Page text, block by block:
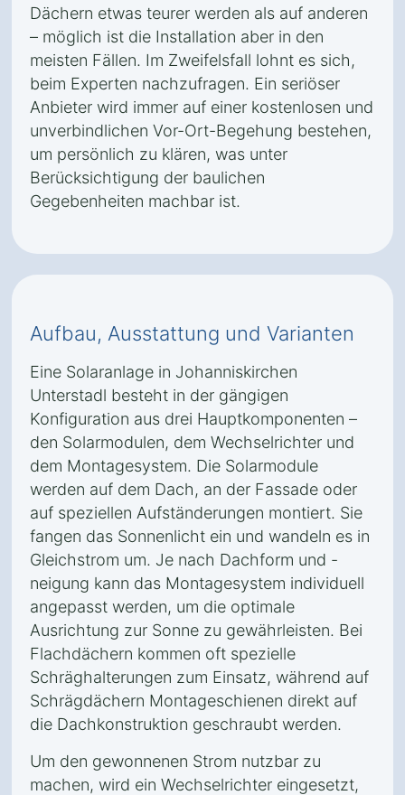
Dächern etwas teurer werden als auf anderen
– möglich ist die Installation aber in den
meisten Fällen. Im Zweifelsfall lohnt es sich,
beim Experten nachzufragen. Ein seriöser
Anbieter wird immer auf einer kostenlosen und
unverbindlichen Vor-Ort-Begehung bestehen,
um persönlich zu klären, was unter
Berücksichtigung der baulichen
Gegebenheiten machbar ist.
Aufbau, Ausstattung und Varianten
Eine Solaranlage in Johanniskirchen
Unterstadl besteht in der gängigen
Konfiguration aus drei Hauptkomponenten –
den Solarmodulen, dem Wechselrichter und
dem Montagesystem. Die Solarmodule
werden auf dem Dach, an der Fassade oder
auf speziellen Aufständerungen montiert. Sie
fangen das Sonnenlicht ein und wandeln es in
Gleichstrom um. Je nach Dachform und -
neigung kann das Montagesystem individuell
angepasst werden, um die optimale
Ausrichtung zur Sonne zu gewährleisten. Bei
Flachdächern kommen oft spezielle
Schräghalterungen zum Einsatz, während auf
Schrägdächern Montageschienen direkt auf
die Dachkonstruktion geschraubt werden.
Um den gewonnenen Strom nutzbar zu
machen, wird ein Wechselrichter eingesetzt,